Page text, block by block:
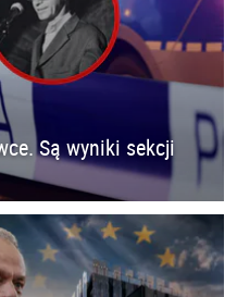
Są wyniki sekcji